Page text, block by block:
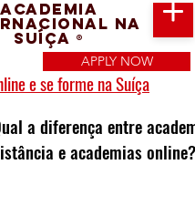
Academia
na
Suíça ®
APPLY NOW
e se forme na Suíça
a diferença entre
e academias online?